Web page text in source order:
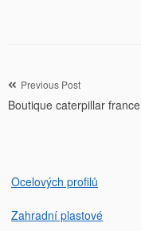
Navigation
de
Previous Post
Boutique caterpillar france
Ocelových profilů
Zahradní plastové